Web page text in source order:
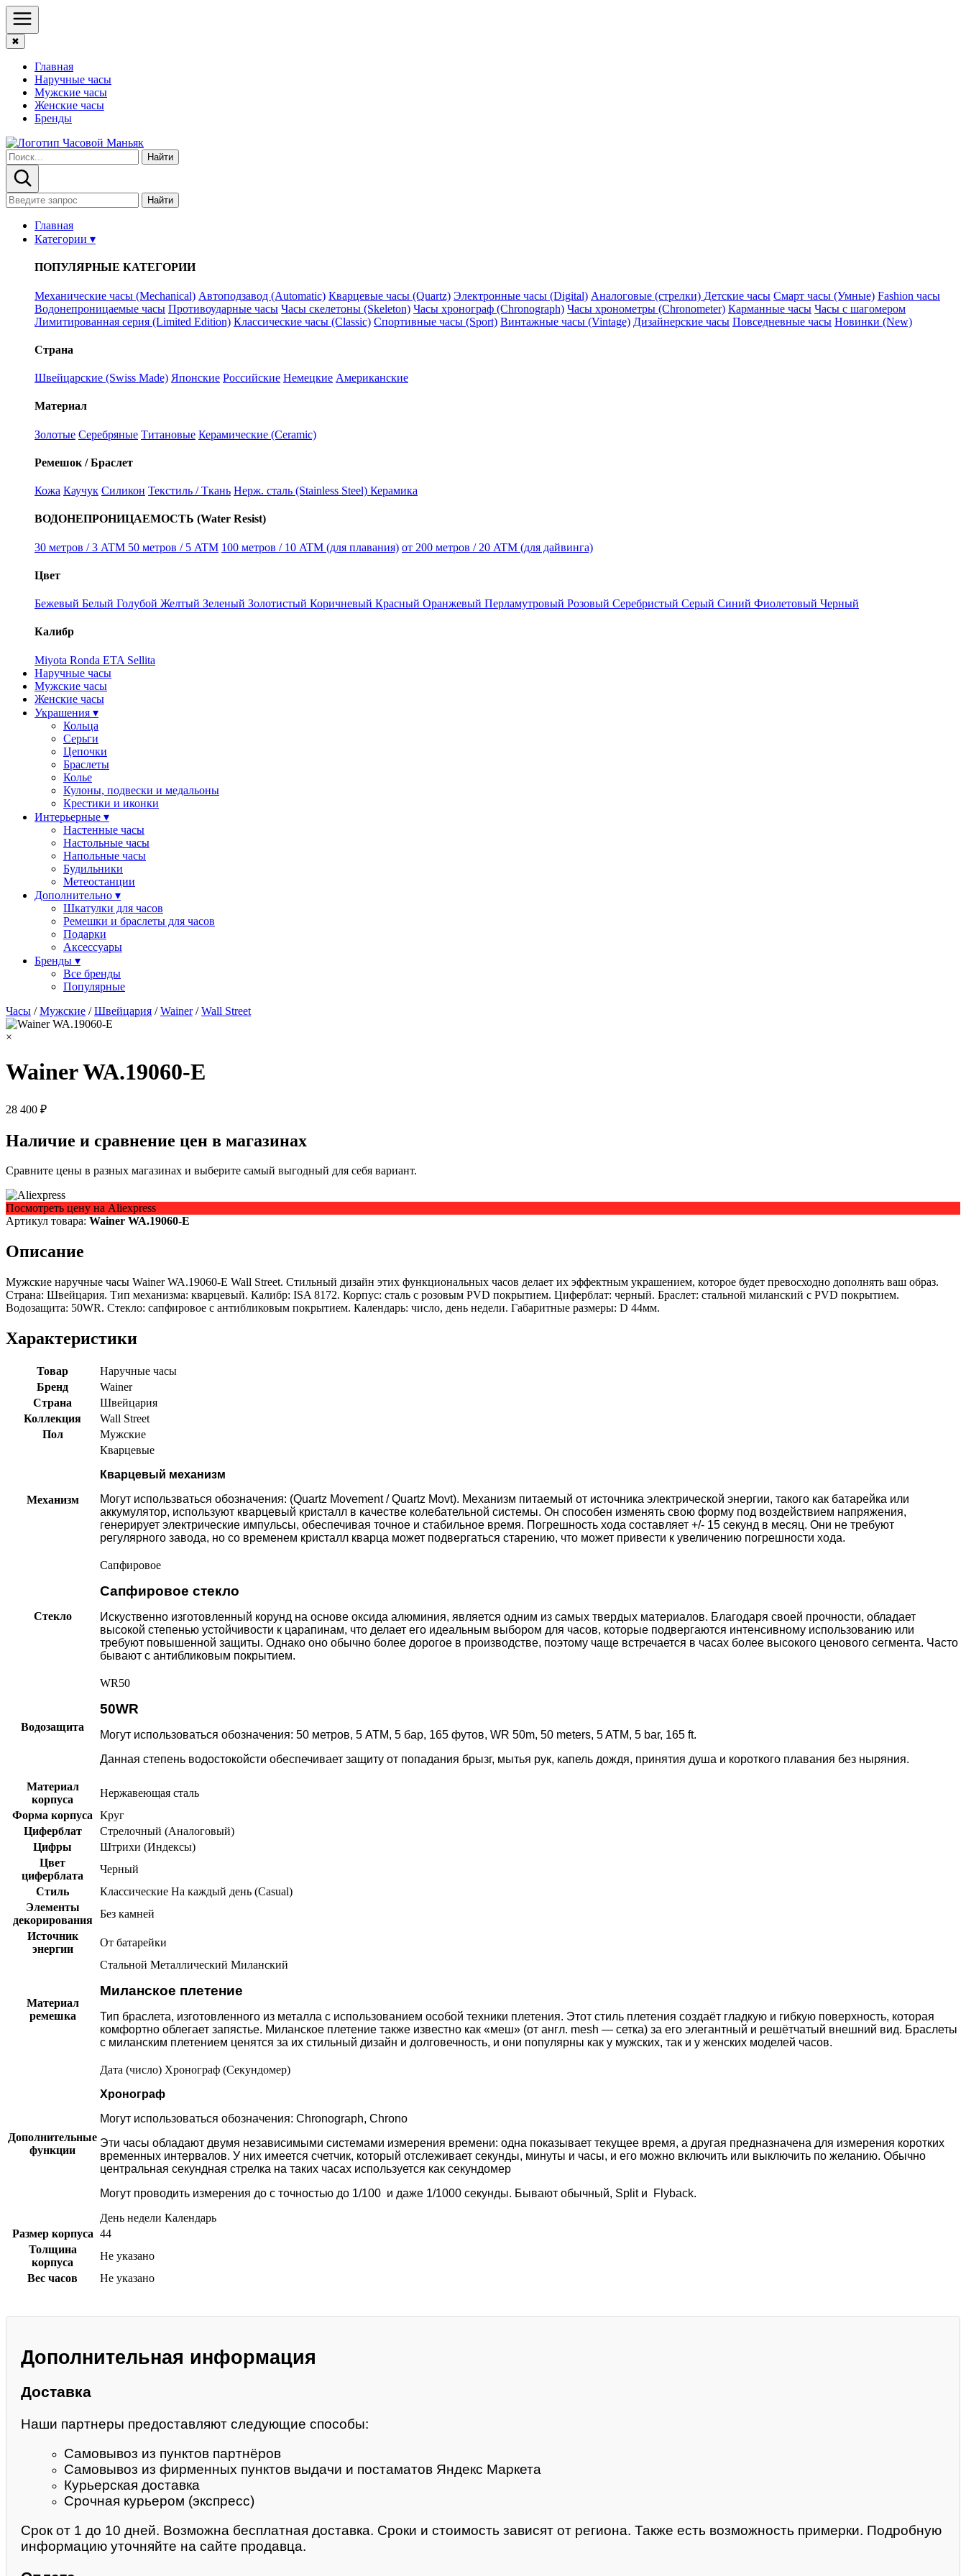
✖
Главная
Наручные часы
Мужские часы
Женские часы
Бренды
Найти
Найти
Главная
Категории ▾
ПОПУЛЯРНЫЕ КАТЕГОРИИ
Механические часы (Mechanical) Автоподзавод (Automatic) Кварцевые часы (Quartz) Электронные часы (Digital) Аналоговые (стрелки) Детские часы Смарт часы (Умные) Fashion часы
Водонепроницаемые часы Противоударные часы Часы скелетоны (Skeleton) Часы хронограф (Chronograph) Часы хронометры (Chronometer) Карманные часы Часы с шагомером
Лимитированная серия (Limited Edition) Классические часы (Classic) Спортивные часы (Sport) Винтажные часы (Vintage) Дизайнерские часы Повседневные часы Новинки (New)
Страна
Швейцарские (Swiss Made) Японские Российские Немецкие Американские
Материал
Золотые Серебряные Титановые Керамические (Ceramic)
Ремешок / Браслет
Кожа Каучук Силикон Текстиль / Ткань Нерж. сталь (Stainless Steel) Керамика
ВОДОНЕПРОНИЦАЕМОСТЬ (Water Resist)
30 метров / 3 ATM 50 метров / 5 ATM 100 метров / 10 ATM (для плавания) от 200 метров / 20 ATM (для дайвинга)
Цвет
Бежевый Белый Голубой Желтый Зеленый Золотистый Коричневый Красный Оранжевый Перламутровый Розовый Серебристый Серый Синий Фиолетовый Черный
Калибр
Miyota Ronda ETA Sellita
Наручные часы
Мужские часы
Женские часы
Украшения ▾
Кольца
Серьги
Цепочки
Браслеты
Колье
Кулоны, подвески и медальоны
Крестики и иконки
Интерьерные ▾
Настенные часы
Настольные часы
Напольные часы
Будильники
Метеостанции
Дополнительно ▾
Шкатулки для часов
Ремешки и браслеты для часов
Подарки
Аксессуары
Бренды ▾
Все бренды
Популярные
Часы /Мужские /Швейцария /Wainer/Wall Street
×
Wainer WA.19060-E
28 400 ₽
Наличие и сравнение цен в магазинах
Сравните цены в разных магазинах и выберите самый выгодный для себя вариант.
Посмотреть цену на Aliexpress
Артикул товара: Wainer WA.19060-E
Описание
Мужские наручные часы Wainer WA.19060-E Wall Street. Стильный дизайн этих функциональных часов делает их эффектным украшением, которое будет превосходно дополнять ваш образ.
Страна: Швейцария. Тип механизма: кварцевый. Калибр: ISA 8172. Корпус: сталь с розовым PVD покрытием. Циферблат: черный. Браслет: стальной миланский с PVD покрытием.
Водозащита: 50WR. Стекло: сапфировое с антибликовым покрытием. Календарь: число, день недели. Габаритные размеры: D 44мм.
Характеристики
Товар
Наручные часы
Бренд
Wainer
Страна
Швейцария
Коллекция
Wall Street
Пол
Мужские
Механизм
Кварцевые
Кварцевый механизм
Могут использваться обозначения: (Quartz Movement / Quartz Movt). Механизм питаемый от источника электрической энергии, такого как батарейка или
аккумулятор, используют кварцевый кристалл в качестве колебательной системы. Он способен изменять свою форму под воздействием напряжения,
генерирует электрические импульсы, обеспечивая точное и стабильное время. Погрешность хода составляет +/- 15 секунд в месяц. Они не требуют
регулярного завода, но со временем кристалл кварца может подвергаться старению, что может привести к увеличению погрешности хода.
Стекло
Сапфировое
Сапфировое стекло
Искуственно изготовленный корунд на основе оксида алюминия, является одним из самых твердых материалов. Благодаря своей прочности, обладает
высокой степенью устойчивости к царапинам, что делает его идеальным выбором для часов, которые подвергаются интенсивному использованию или
требуют повышенной защиты. Однако оно обычно более дорогое в производстве, поэтому чаще встречается в часах более высокого ценового сегмента. Часто
бывают с антибликовым покрытием.
Водозащита
WR50
50WR
Могут использоваться обозначения: 50 метров, 5 АТМ, 5 бар, 165 футов, WR 50m, 50 meters, 5 ATM, 5 bar, 165 ft.
Данная степень водостокойсти обеспечивает защиту от попадания брызг, мытья рук, капель дождя, принятия душа и короткого плавания без ныряния.
Материал
корпуса
Нержавеющая сталь
Форма корпуса
Круг
Циферблат
Стрелочный (Аналоговый)
Цифры
Штрихи (Индексы)
Цвет
циферблата
Черный
Стиль
Классические На каждый день (Casual)
Элементы
декорирования
Без камней
Источник
энергии
От батарейки
Материал
ремешка
Стальной Металлический Миланский
Миланское плетение
Тип браслета, изготовленного из металла с использованием особой техники плетения. Этот стиль плетения создаёт гладкую и гибкую поверхность, которая
комфортно облегает запястье. Миланское плетение также известно как «меш» (от англ. mesh — сетка) за его элегантный и решётчатый внешний вид. Браслеты
с миланским плетением ценятся за их стильный дизайн и долговечность, и они популярны как у мужских, так и у женских моделей часов.
Дополнительные
функции
Дата (число) Хронограф (Секундомер)
Хронограф
Могут использоваться обозначения: Chronograph, Chrono
Эти часы обладают двумя независимыми системами измерения времени: одна показывает текущее время, а другая предназначена для измерения коротких
временных интервалов. У них имеется счетчик, который отслеживает секунды, минуты и часы, и его можно включить или выключить по желанию. Обычно
центральная секундная стрелка на таких часах используется как секундомер
Могут проводить измерения до с точностью до 1/100 и даже 1/1000 секунды. Бывают обычный, Split и Flyback.
День недели Календарь
Размер корпуса 44
Толщина
корпуса
Не указано
Вес часов
Не указано
Дополнительная информация
Доставка
Наши партнеры предоставляют следующие способы:
Самовывоз из пунктов партнёров
Самовывоз из фирменных пунктов выдачи и постаматов Яндекс Маркета
Курьерская доставка
Срочная курьером (экспресс)
Срок от 1 до 10 дней. Возможна бесплатная доставка. Сроки и стоимость зависят от региона. Также есть возможность примерки. Подробную
информацию уточняйте на сайте продавца.